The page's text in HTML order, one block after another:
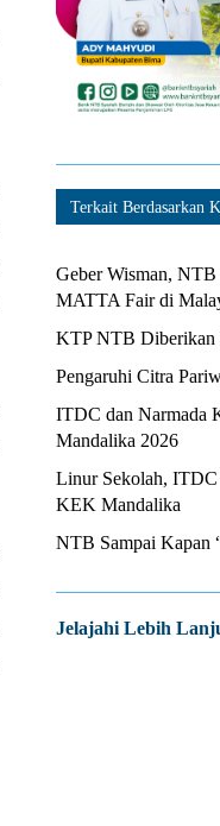
Terkait Berdasarkan
Geber Wisman,
MATTA Fair di
KTP NTB Diberikan
Pengaruhi Citra
ITDC dan Narmada
Mandalika 2026
Linur Sekolah, ITDC
KEK Mandalika
NTB Sampai Kapan
Jelajahi Lebih